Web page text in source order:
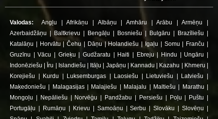
Valodas: Angļu |Afrikāņu Albāņu Amhāru |Arābu |Armēņu
Azerbaidžāņu
Baltkrievu Bengāļu Bosniešu Bulgāru Brazīliešu
Katalāņu
Horvātu |Čehu Dāņu| Holandiešu Igaļu Somu Franču
Gruzīnu |Vācu Grieķu |Gudžaratu Haiti Ebreju Hindu Ungāru
Indonēziešu
Īru Islandiešu Itāļu Japāņu Kannadu Kazahu Khmeru
Korejiešu
Kurdu Luksemburgas Laosiešu Lietuviešu Latviešu
Maķedoniešu
Malagasijas| Malajiešu Malajalu Maltiešu Marathu
Mongoļu
Nepāliešu Norvēģu Pandžabu Persiešu Poļu Puštu
Portugāļu
Rumāņu Krievu Samoāņu |Serbu |Slovāku |Slovēņu